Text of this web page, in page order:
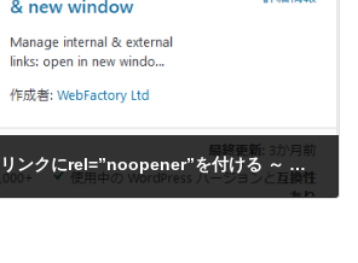
WordPressの外部リンクにrel=”noopener”を付ける ～ External Linksプラグイン